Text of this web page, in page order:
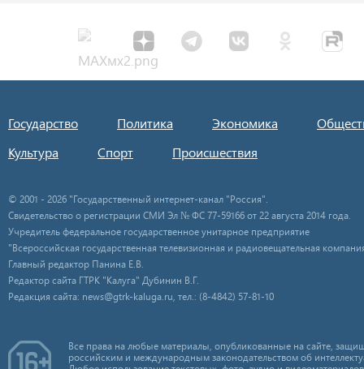
Государство Политика Экономика
Культура
Спорт Происшествия
© 2001 - 2026 "Государственный интернет-канал "Россия".
Свидетельство о регистрации СМИ Эл № ФС 77-59166 от 22 августа 2014 года.
Учредитель федеральное государственное унитарное предприятие
"Всероссийская государственная телевизионная и радиовещательная
Главный редактор Панина Е.В.
Редактор сайта ГТРК "Калуга" Дубинин В.Г.
Редакция сайта: news@gtrk-kaluga.ru, тел.: (8-4842) 57-81-10
Все права на любые материалы, опубликованные на сайте,
российским и международным законодательством об